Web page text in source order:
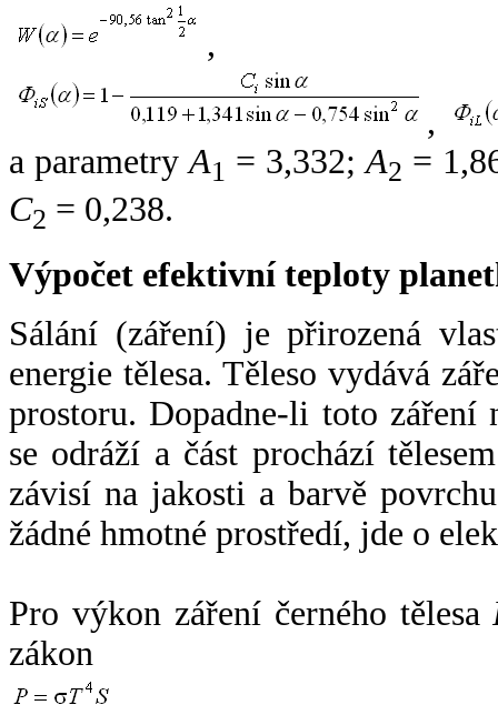
,
,
a parametryA1 = 3,332;A2 =
C2 = 0,238.
Výpočet efektivní teploty
Sálání (záření) je přirozená
energie tělesa. Těleso vydává
prostoru. Dopadne-li toto záření
se odráží a část prochází
závisí na jakosti a barvě
žádné hmotné prostředí, jde o
Pro výkon záření černého tělesa
zákon